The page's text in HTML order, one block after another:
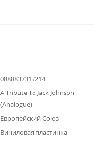
0888837317214
A Tribute To Jack Johnson
(Analogue)
Европейский Союз
Виниловая пластинка